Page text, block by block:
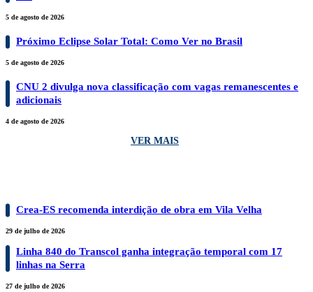
5 de agosto de 2026
Próximo Eclipse Solar Total: Como Ver no Brasil
5 de agosto de 2026
CNU 2 divulga nova classificação com vagas remanescentes e
adicionais
4 de agosto de 2026
VER MAIS
Crea-ES recomenda interdição de obra em Vila Velha
29 de julho de 2026
Linha 840 do Transcol ganha integração temporal com 17
linhas na Serra
27 de julho de 2026